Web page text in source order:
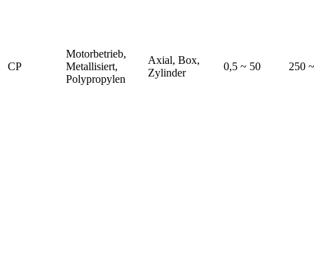
CP
Motorbetrieb,
Metallisiert,
Polypropylen
Axial, Box,
Zylinder
0,5 ~ 50 250